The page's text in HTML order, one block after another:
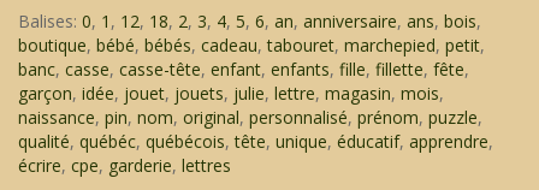
Balises: 0, 1 , 12, 18, 2, 3, 4, 5, 6, an, anniversaire, ans, bois,
boutique, bébé, bébés, cadeau,tabouret, marchepied, petit,
banc, casse, casse-tête, enfant, enfants, fille, fillette, fête,
garçon, idée, jouet, jouets, julie, lettre, magasin, mois,
naissance, pin, nom, original, personnalisé, prénom, puzzle,
qualité, québéc, québécois,tête, unique, éducatif, apprendre,
écrire, cpe, garderie, lettres